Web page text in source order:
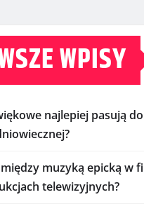
WPISY
najlepiej pasują
muzyką epicką w
telewizyjnych?